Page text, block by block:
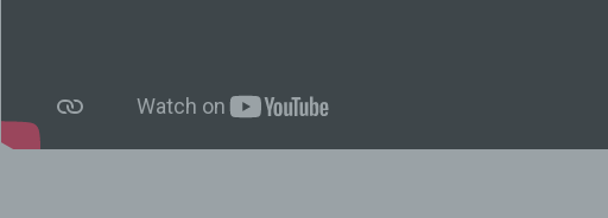
einzuschränken.